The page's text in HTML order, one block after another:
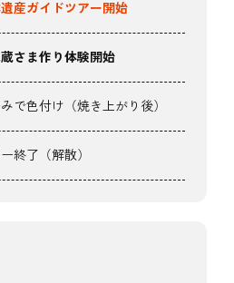
遺産ガイドツアー開始
さま作り体験開始
で色付け（焼き上がり後）
終了（解散）